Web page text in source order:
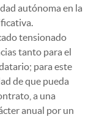
autónoma en la
tensionado
tanto para el
para este
de que pueda
a una
anual por un